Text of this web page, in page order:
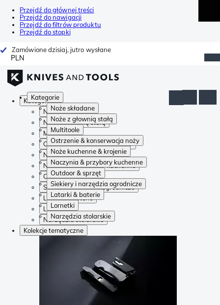
Przejdź do głównej treści
Przejdź do nawigacji
Przejdź do filtrów produktu
Przejdź do stopki
Zamówione dzisiaj, jutro wysłane
PLN
Kategorie
Noże składane
Noże z głownią stałą
Multitoole
Ostrzenie & konserwacja noży
Noże kuchenne & krojenie
Naczynia & przybory kuchenne
Outdoor & sprzęt
Siekiery i narzędzia ogrodnicze
Latarki & baterie
Lornetki
Narzędzia stolarskie
Kategorie
Noże składane
Noże z głownią stałą
Multitoole
Ostrzenie & konserwacja noży
Noże kuchenne & krojenie
Naczynia & przybory kuchenne
Outdoor & sprzęt
Siekiery i narzędzia ogrodnicze
Latarki & baterie
Lornetki
Narzędzia stolarskie
Kolekcje tematyczne